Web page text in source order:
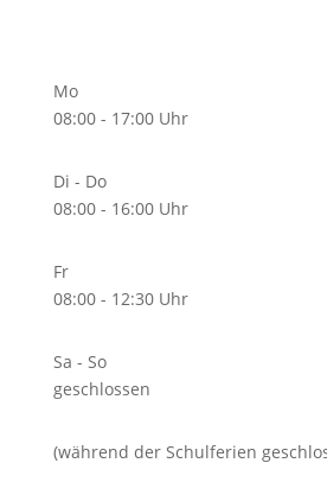
Mo
08:00 - 17:00 Uhr
Di - Do
08:00 - 16:00 Uhr
Fr
08:00 - 12:30 Uhr
Sa - So
geschlossen
(während der Schulferien